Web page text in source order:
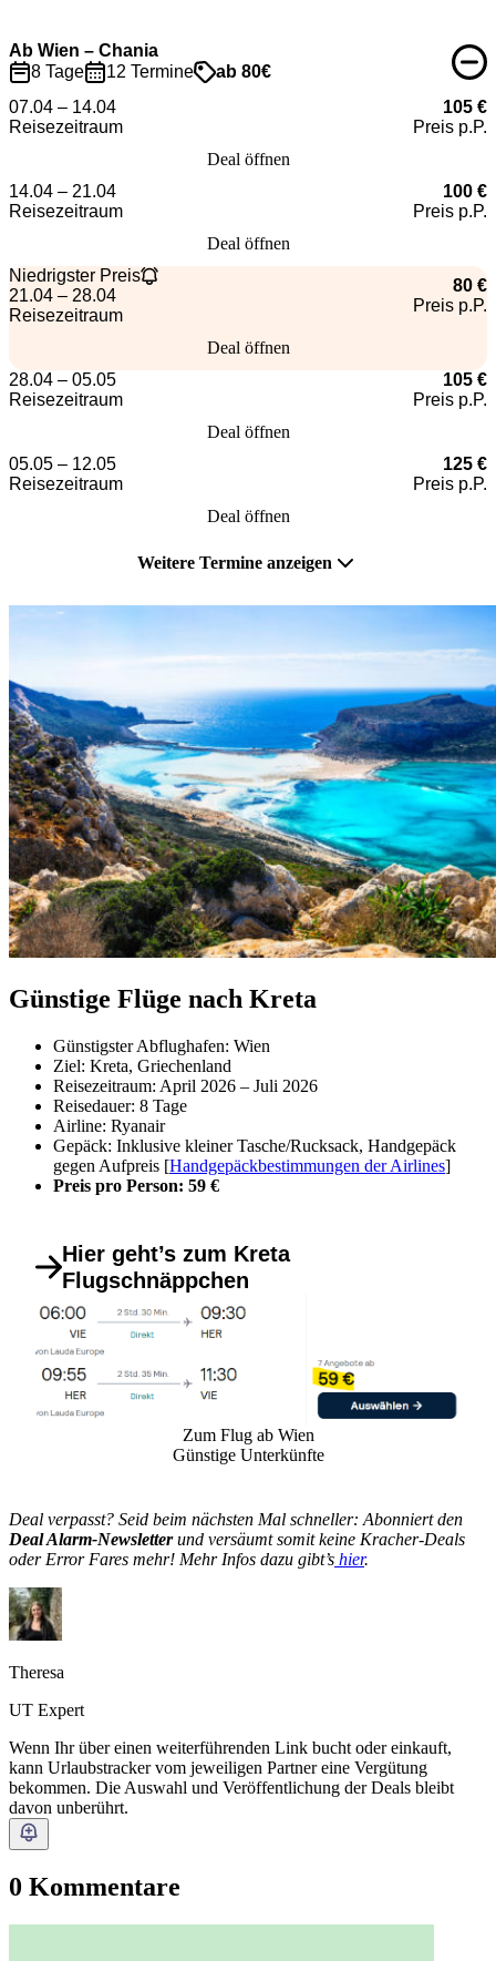
Ab Wien – Chania
8 Tage
12 Termine
ab 80€
07.04 – 14.04
Reisezeitraum
105 €
Preis p.P.
Deal öffnen
14.04 – 21.04
Reisezeitraum
100 €
Preis p.P.
Deal öffnen
Niedrigster Preis
21.04 – 28.04
Reisezeitraum
80 €
Preis p.P.
Deal öffnen
28.04 – 05.05
Reisezeitraum
105 €
Preis p.P.
Deal öffnen
05.05 – 12.05
Reisezeitraum
125 €
Preis p.P.
Deal öffnen
Weitere Termine anzeigen
Günstige Flüge nach Kreta
Günstigster Abflughafen: Wien
Ziel: Kreta, Griechenland
Reisezeitraum: April 2026 – Juli 2026
Reisedauer: 8 Tage
Airline: Ryanair
Gepäck: Inklusive kleiner Tasche/Rucksack, Handgepäck
gegen Aufpreis [Handgepäckbestimmungen der Airlines]
Preis pro Person: 59 €
Hier geht’s zum Kreta
Flugschnäppchen
Zum Flug ab Wien
Günstige Unterkünfte
Deal verpasst? Seid beim nächsten Mal schneller: Abonniert den
Deal Alarm-Newsletterund versäumt somit keine Kracher-Deals
oder Error Fares mehr! Mehr Infos dazu gibt’s hier.
Theresa
UT Expert
Wenn Ihr über einen weiterführenden Link bucht oder einkauft,
kann Urlaubstracker vom jeweiligen Partner eine Vergütung
bekommen. Die Auswahl und Veröffentlichung der Deals bleibt
davon unberührt.
0 Kommentare